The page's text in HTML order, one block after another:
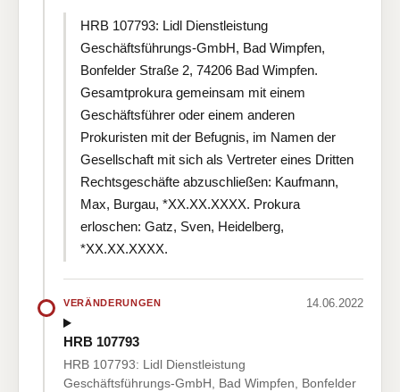
HRB 107793: Lidl Dienstleistung
Geschäftsführungs-GmbH, Bad Wimpfen,
Bonfelder Straße 2, 74206 Bad Wimpfen.
Gesamtprokura gemeinsam mit einem
Geschäftsführer oder einem anderen
Prokuristen mit der Befugnis, im Namen der
Gesellschaft mit sich als Vertreter eines Dritten
Rechtsgeschäfte abzuschließen: Kaufmann,
Max, Burgau, *XX.XX.XXXX. Prokura
erloschen: Gatz, Sven, Heidelberg,
*XX.XX.XXXX.
VERÄNDERUNGEN 14.06.2022
HRB 107793
HRB 107793: Lidl Dienstleistung
Geschäftsführungs-GmbH, Bad Wimpfen, Bonfelder